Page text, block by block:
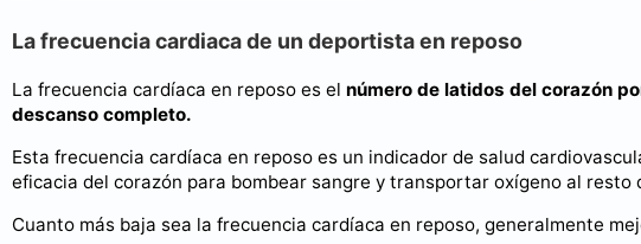
La frecuencia cardiaca de un deportista en reposo
La frecuencia cardíaca en reposo es el número de latidos del corazón
descanso completo.
Esta frecuencia cardíaca en reposo es un indicador de salud
eficacia del corazón para bombear sangre y transportar oxígeno al resto
Cuanto más baja sea la frecuencia cardíaca en reposo, generalmente